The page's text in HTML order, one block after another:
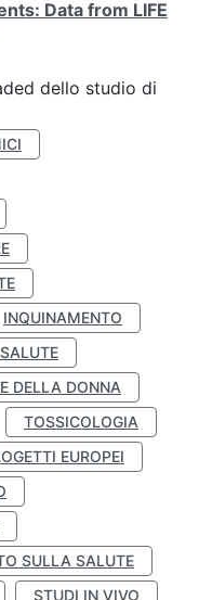
Data from LIFE
dello studio di
INQUINAMENTO
DELLA DONNA
TOSSICOLOGIA
EUROPEI
SULLA SALUTE
STUDI IN VIVO